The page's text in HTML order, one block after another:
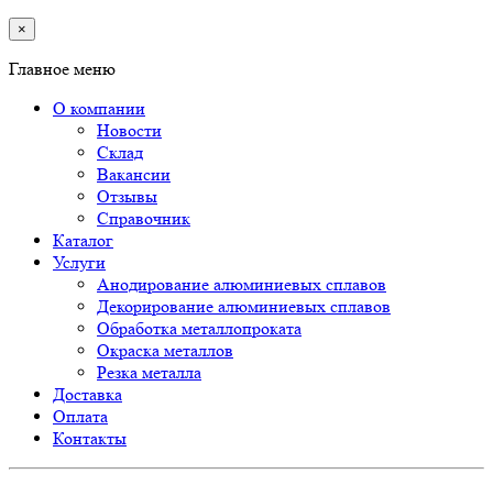
×
Главное меню
О компании
Новости
Склад
Вакансии
Отзывы
Справочник
Каталог
Услуги
Анодирование алюминиевых сплавов
Декорирование алюминиевых сплавов
Обработка металлопроката
Окраска металлов
Резка металла
Доставка
Оплата
Контакты